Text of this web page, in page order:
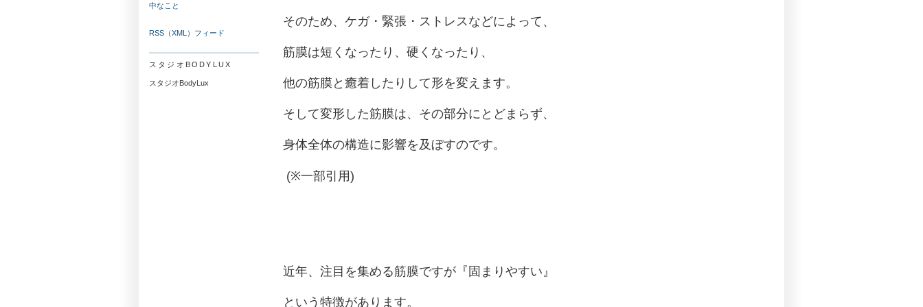
中なこと
RSS（XML）フィード
スタジオBODYLUX
スタジオBodyLux
そのため、ケガ・緊張・ストレスなどによって、
筋膜は短くなったり、硬くなったり、
他の筋膜と癒着したりして形を変えます。
そして変形した筋膜は、その部分にとどまらず、
身体全体の構造に影響を及ぼすのです。
(※一部引用)
近年、注目を集める筋膜ですが『固まりやすい』
という特徴があります。